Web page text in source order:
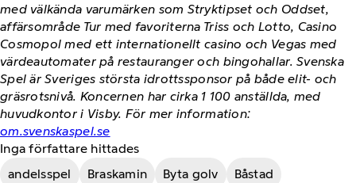
med välkända varumärken som Stryktipset och Oddset,
affärsområde Tur med favoriterna Triss och Lotto, Casino
Cosmopol med ett internationellt casino och Vegas med
värdeautomater på restauranger och bingohallar. Svenska
Spel är Sveriges största idrottssponsor på både elit- och
gräsrotsnivå. Koncernen har cirka 1 100 anställda, med
huvudkontor i Visby. För mer information:
om.svenskaspel.se
Inga författare hittades
andelsspel
Braskamin Byta golv Båstad